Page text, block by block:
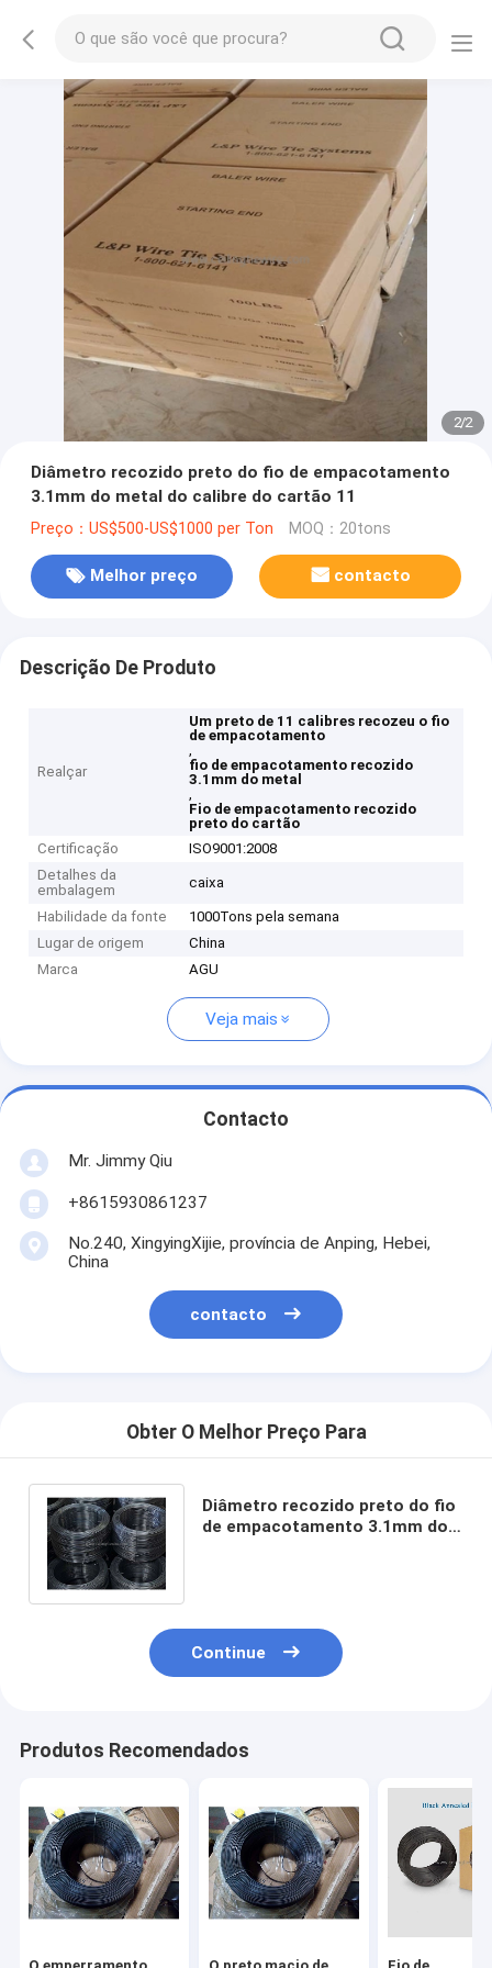
2/2
Diâmetro recozido preto do fio de empacotamento
3.1mm do metal do calibre do cartão 11
Preço：US$500-US$1000 per Ton MOQ：20tons
Melhor preço contacto
Descrição De Produto
Realçar
Um preto de 11 calibres recozeu o fio
de empacotamento
,
fio de empacotamento recozido
3.1mm do metal
,
Fio de empacotamento recozido
preto do cartão
Certificação
ISO9001:2008
Detalhes da
embalagem
caixa
Habilidade da fonte
1000Tons pela semana
Lugar de origem
China
Marca
AGU
Veja mais
Contacto
Mr. Jimmy Qiu
+8615930861237
No.240, XingyingXijie, província de Anping, Hebei,
China
contacto
Obter O Melhor Preço Para
Diâmetro recozido preto do fio
de empacotamento 3.1mm do
Continue
Produtos Recomendados